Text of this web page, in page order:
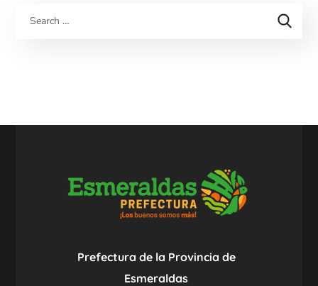
Prefectura de la Provincia de
Esmeraldas